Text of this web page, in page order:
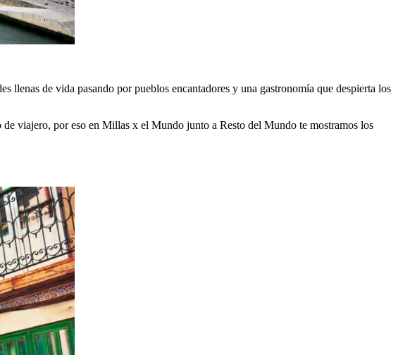
llenas de vida pasando por pueblos encantadores y una gastronomía que despierta los
viajero, por eso en Millas x el Mundo junto a Resto del Mundo te mostramos los